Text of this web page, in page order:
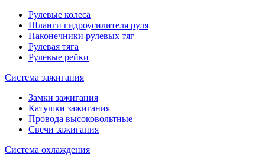
Рулевые колеса
Шланги гидроусилителя руля
Наконечники рулевых тяг
Рулевая тяга
Рулевые рейки
Система зажигания
Замки зажигания
Катушки зажигания
Провода высоковольтные
Свечи зажигания
Система охлаждения